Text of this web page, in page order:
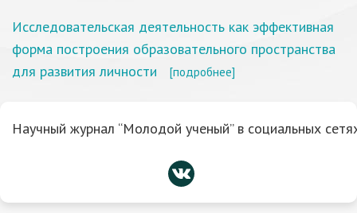
Исследовательская деятельность как эффективная
форма построения образовательного пространства
для развития личности
[подробнее]
Научный журнал “Молодой ученый” в социальных